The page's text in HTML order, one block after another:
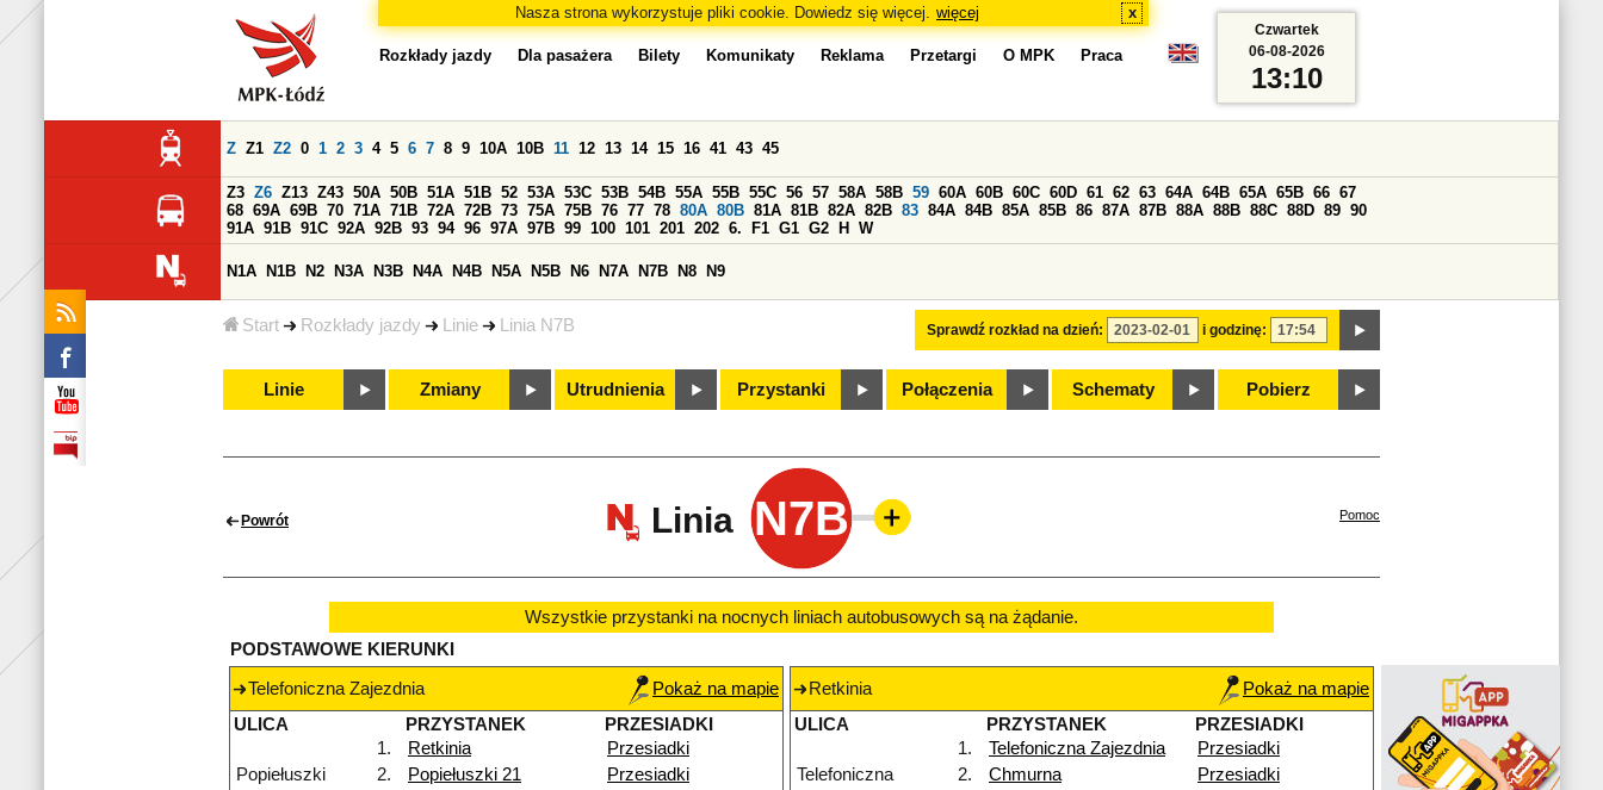
Nasza strona wykorzystuje pliki cookie. Dowiedz się więcej. więcej x
Start Rozkłady jazdy Linie Linia N7B
Rozkłady jazdy Dla pasażera Bilety Komunikaty Reklama Przetargi O MPK Praca
Sprawdź rozkład na dzień: i godzinę:
Z Z1 Z2 0 1 2 3 4 5 6 7 8 9 10A 10B 11 12 13 14 15 16 41 43 45
Z3 Z6 Z13 Z43 50A 50B 51A 51B 52 53A 53C 53B 54B 55A 55B 55C 56 57 58A 58B 59 60A 60B 60C 60D 61 62 63 64A 64B 65A 65B 66 67
68 69A 69B 70 71A 71B 72A 72B 73 75A 75B 76 77 78 80A 80B 81A 81B 82A 82B 83 84A 84B 85A 85B 86 87A 87B 88A 88B 88C 88D 89 90
91A 91B 91C 92A 92B 93 94 96 97A 97B 99 100 101 201 202 6. F1 G1 G2 H W
N1A N1B N2 N3A N3B N4A N4B N5A N5B N6 N7A N7B N8 N9
Linie Zmiany Utrudnienia Przystanki Połączenia Schematy Pobierz
Czwartek
06-08-2026
13:10
Powrót Linia N7B Pomoc
Wszystkie przystanki na nocnych liniach autobusowych są na żądanie.
PODSTAWOWE KIERUNKI
Telefoniczna Zajezdnia
Pokaż na mapie
ULICA
PRZYSTANEK
PRZESIADKI
1.
Retkinia
Przesiadki
Popiełuszki
2. Popiełuszki 21
Przesiadki
Retkinia
Pokaż na mapie
ULICA
PRZYSTANEK
PRZESIADKI
1.
Telefoniczna Zajezdnia
Przesiadki
Telefoniczna
2. Chmurna
Przesiadki